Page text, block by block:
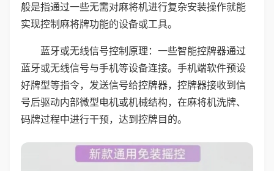
般是指通过一些无需对麻将机进行复杂安装操作就能
实现控制麻将牌功能的设备或工具。
蓝牙或无线信号控制原理：一些智能控牌器通过
蓝牙或无线信号与手机等设备连接。手机端软件预设
好牌型等指令，发送信号给控牌器，控牌器接收到信
号后驱动内部微型电机或机械结构，在麻将机洗牌、
码牌过程中进行干预，达到控牌目的。